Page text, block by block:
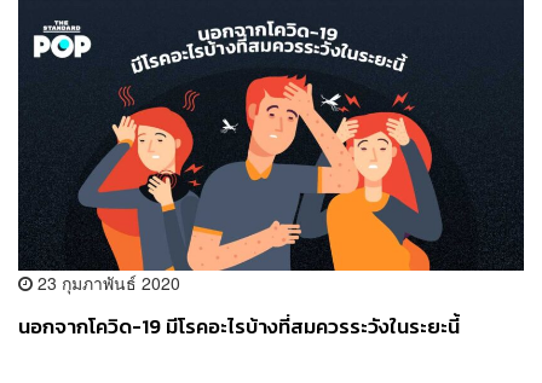
23 กุมภาพันธ์ 2020
นอกจากโควิด-19 มีโรคอะไรบ้างที่สมควรระวังในระยะนี้